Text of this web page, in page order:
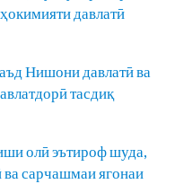
давлатӣ
Нишони давлатӣ ва
тасдиқ
олӣ эътироф шуда,
ва сарчашмаи ягонаи